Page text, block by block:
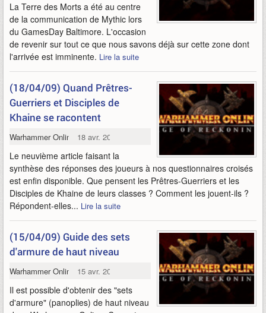
La Terre des Morts a été au centre
de la communication de Mythic lors
du GamesDay Baltimore. L'occasion
de revenir sur tout ce que nous savons déjà sur cette zone dont
l'arrivée est imminente. Lire la suite
(18/04/09) Quand Prêtres-
Guerriers et Disciples de
Khaine se racontent
Warhammer Online 18 avr. 2009
Le neuvième article faisant la
synthèse des réponses des joueurs à nos questionnaires croisés
est enfin disponible. Que pensent les Prêtres-Guerriers et les
Disciples de Khaine de leurs classes ? Comment les jouent-ils ?
Répondent-elles... Lire la suite
(15/04/09) Guide des sets
d'armure de haut niveau
Warhammer Online 15 avr. 2009
Il est possible d'obtenir des "sets
d'armure" (panoplies) de haut niveau